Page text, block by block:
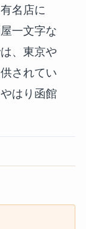
名店に
一文字な
、東京や
されてい
はり函館